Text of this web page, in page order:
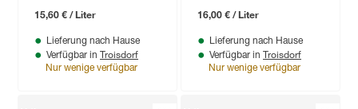
15,60 € / Liter
Lieferung nach Hause
Verfügbar in Troisdorf
Nur wenige verfügbar
16,00 € / Liter
Lieferung nach Hause
Verfügbar in Troisdorf
Nur wenige verfügbar